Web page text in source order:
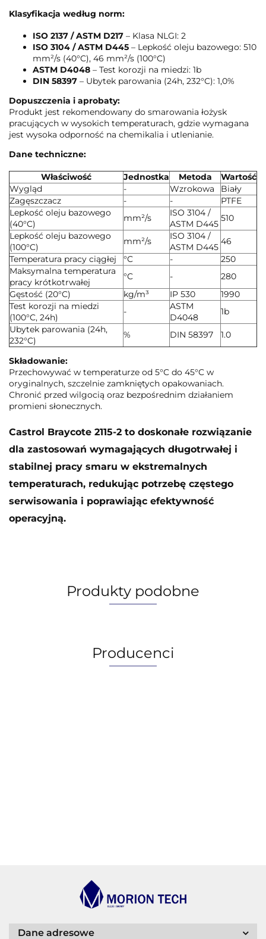
Klasyfikacja według norm:
ISO 2137 / ASTM D217 – Klasa NLGI: 2
ISO 3104 / ASTM D445 – Lepkość oleju bazowego: 510
mm²/s (40°C), 46 mm²/s (100°C)
ASTM D4048 – Test korozji na miedzi: 1b
DIN 58397 – Ubytek parowania (24h, 232°C): 1,0%
Dopuszczenia i aprobaty:
Produkt jest rekomendowany do smarowania łożysk
pracujących w wysokich temperaturach, gdzie wymagana
jest wysoka odporność na chemikalia i utlenianie.
Dane techniczne:
Właściwość Jednostka Metoda
Wartość
Wygląd
- Wzrokowa
Biały
Zagęszczacz
- -
PTFE
Lepkość oleju bazowego
(40°C)
mm²/s
ISO 3104 /
ASTM D445
510
Lepkość oleju bazowego
(100°C)
mm²/s
ISO 3104 /
ASTM D445
46
Temperatura pracy ciągłej
°C -
250
Maksymalna temperatura
pracy krótkotrwałej
°C -
280
Gęstość (20°C)
kg/m³ IP 530
1990
Test korozji na miedzi
(100°C, 24h)
-
ASTM
D4048
1b
Ubytek parowania (24h,
232°C)
% DIN 58397 1.0
Składowanie:
Przechowywać w temperaturze od 5°C do 45°C w
oryginalnych, szczelnie zamkniętych opakowaniach.
Chronić przed wilgocią oraz bezpośrednim działaniem
promieni słonecznych.
Castrol Braycote 2115-2 to doskonałe rozwiązanie
dla zastosowań wymagających długotrwałej i
stabilnej pracy smaru w ekstremalnych
temperaturach, redukując potrzebę częstego
serwisowania i poprawiając efektywność
operacyjną.
Produkty podobne
Producenci
Dane adresowe